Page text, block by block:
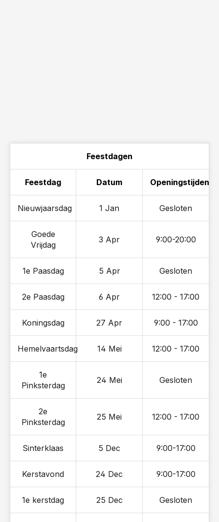
Feestdagen
Feestdag Datum Openingstijden
Nieuwjaarsdag 1 Jan Gesloten
Goede
Vrijdag
3 Apr 9:00-20:00
1e Paasdag 5 Apr Gesloten
2e Paasdag 6 Apr 12:00 - 17:00
Koningsdag 27 Apr 9:00 - 17:00
Hemelvaartsdag 14 Mei 12:00 - 17:00
1e
Pinksterdag
24 Mei Gesloten
2e
Pinksterdag
25 Mei 12:00 - 17:00
Sinterklaas 5 Dec 9:00-17:00
Kerstavond 24 Dec 9:00-17:00
1e kerstdag 25 Dec Gesloten